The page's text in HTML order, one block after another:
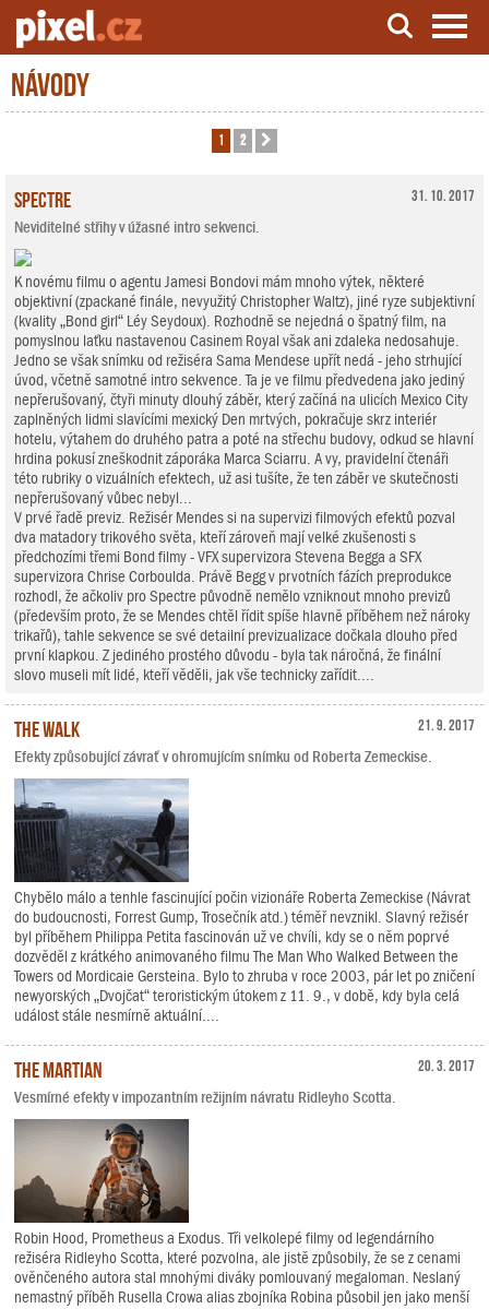
Server o natáčení a zpracování videa
Návody
1 2
31. 10. 2017
Spectre
Neviditelné střihy v úžasné intro sekvenci.
K novému filmu o agentu Jamesi Bondovi mám mnoho výtek, některé
objektivní (zpackané finále, nevyužitý Christopher Waltz), jiné ryze subjektivní
(kvality „Bond girl“ Léy Seydoux). Rozhodně se nejedná o špatný film, na
pomyslnou laťku nastavenou Casinem Royal však ani zdaleka nedosahuje.
Jedno se však snímku od režiséra Sama Mendese upřít nedá - jeho strhující
úvod, včetně samotné intro sekvence. Ta je ve filmu předvedena jako jediný
nepřerušovaný, čtyři minuty dlouhý záběr, který začíná na ulicích Mexico City
zaplněných lidmi slavícími mexický Den mrtvých, pokračuje skrz interiér
hotelu, výtahem do druhého patra a poté na střechu budovy, odkud se hlavní
hrdina pokusí zneškodnit záporáka Marca Sciarru. A vy, pravidelní čtenáři
této rubriky o vizuálních efektech, už asi tušíte, že ten záběr ve skutečnosti
nepřerušovaný vůbec nebyl...
V prvé řadě previz. Režisér Mendes si na supervizi filmových efektů pozval
dva matadory trikového světa, kteří zároveň mají velké zkušenosti s
předchozími třemi Bond filmy - VFX supervizora Stevena Begga a SFX
supervizora Chrise Corboulda. Právě Begg v prvotních fázích preprodukce
rozhodl, že ačkoliv pro Spectre původně nemělo vzniknout mnoho previzů
(především proto, že se Mendes chtěl řídit spíše hlavně příběhem než nároky
trikařů), tahle sekvence se své detailní previzualizace dočkala dlouho před
první klapkou. Z jediného prostého důvodu - byla tak náročná, že finální
slovo museli mít lidé, kteří věděli, jak vše technicky zařídit....
21. 9. 2017
The Walk
Efekty způsobující závrať v ohromujícím snímku od Roberta Zemeckise.
Chybělo málo a tenhle fascinující počin vizionáře Roberta Zemeckise (Návrat
do budoucnosti, Forrest Gump, Trosečník atd.) téměř nevznikl. Slavný režisér
byl příběhem Philippa Petita fascinován už ve chvíli, kdy se o něm poprvé
dozvěděl z krátkého animovaného filmu The Man Who Walked Between the
Towers od Mordicaie Gersteina. Bylo to zhruba v roce 2003, pár let po zničení
newyorských „Dvojčat“ teroristickým útokem z 11. 9., v době, kdy byla celá
událost stále nesmírně aktuální....
20. 3. 2017
The Martian
Vesmírné efekty v impozantním režijním návratu Ridleyho Scotta.
Robin Hood, Prometheus a Exodus. Tři velkolepé filmy od legendárního
režiséra Ridleyho Scotta, které pozvolna, ale jistě způsobily, že se z cenami
ověnčeného autora stal mnohými diváky pomlouvaný megaloman. Neslaný
nemastný příběh Rusella Crowa alias zbojníka Robina působil jen jako menší